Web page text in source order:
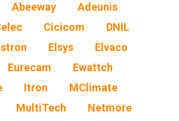
Abeeway
Adeunis
Cicicom
DNIL
Elsys
Elvaco
Eurecam
Ewattch
Itron
MClimate
MultiTech
Netmore